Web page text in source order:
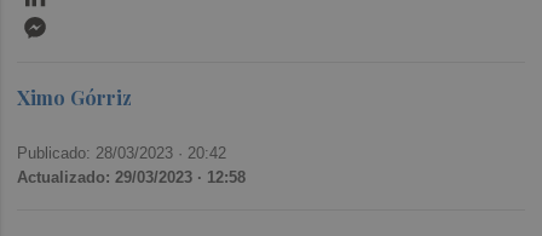
Ximo Górriz
Publicado: 28/03/2023 · 20:42
Actualizado: 29/03/2023 · 12:58